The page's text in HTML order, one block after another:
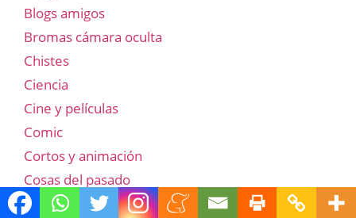
Blogs amigos
Bromas cámara oculta
Chistes
Ciencia
Cine y películas
Comic
Cortos y animación
Cosas del pasado
Egipto